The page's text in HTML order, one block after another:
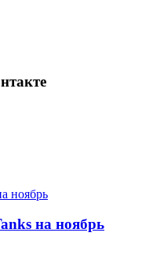
на ноябрь